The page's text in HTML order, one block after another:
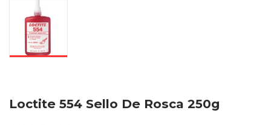
Loctite 554 Sello De Rosca 250g